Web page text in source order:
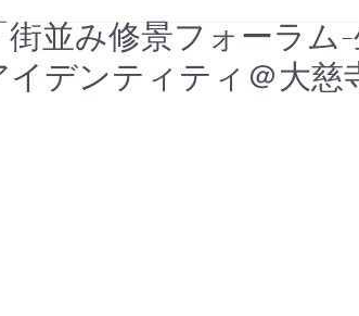
ト 盛岡町家春祭り 北上川に舟っ
り
並み修景フォーラム
デンティティ＠大慈